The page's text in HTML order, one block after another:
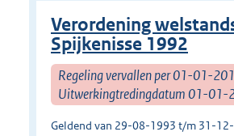
Verordening
Spijkenisse 1992
Regeling vervallen per 01-01-
Uitwerkingtredingdatum 01-01-
Geldend van 29-08-1993 t/m 31-